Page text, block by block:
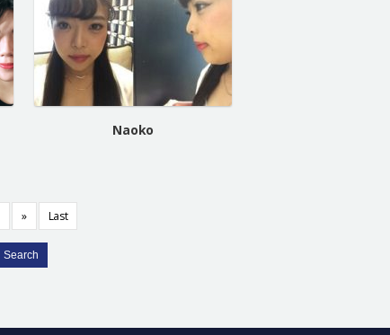
Naoko
» Last
Search